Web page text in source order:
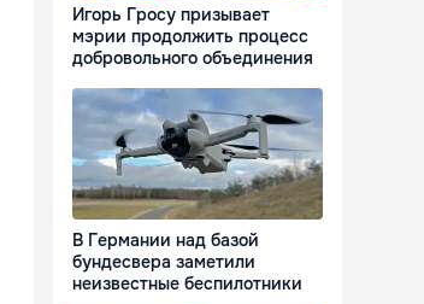
Игорь Гросу призывает
мэрии продолжить процесс
добровольного объединения
В Германии над базой
бундесвера заметили
неизвестные беспилотники